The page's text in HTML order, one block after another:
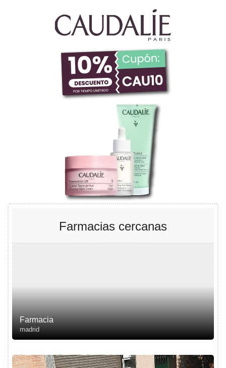
Farmacias cercanas
Farmacia
madrid